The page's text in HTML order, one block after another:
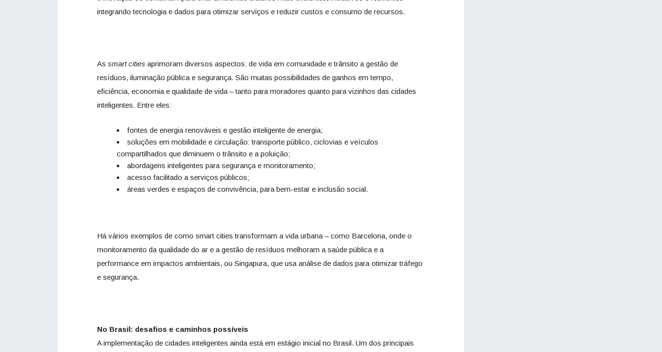
integrando tecnologia e dados para otimizar serviços e reduzir custos e consumo de recursos.
As smart cities aprimoram diversos aspectos: de vida em comunidade e trânsito a gestão de
resíduos, iluminação pública e segurança. São muitas possibilidades de ganhos em tempo,
eficiência, economia e qualidade de vida – tanto para moradores quanto para vizinhos das cidades
inteligentes. Entre eles:
fontes de energia renováveis e gestão inteligente de energia;
soluções em mobilidade e circulação: transporte público, ciclovias e veículos
compartilhados que diminuem o trânsito e a poluição;
abordagens inteligentes para segurança e monitoramento;
acesso facilitado a serviços públicos;
áreas verdes e espaços de convivência, para bem-estar e inclusão social.
Há vários exemplos de como smart cities transformam a vida urbana – como Barcelona, onde o
monitoramento da qualidade do ar e a gestão de resíduos melhoram a saúde pública e a
performance em impactos ambientais, ou Singapura, que usa análise de dados para otimizar tráfego
e segurança.
No Brasil: desafios e caminhos possíveis
A implementação de cidades inteligentes ainda está em estágio inicial no Brasil. Um dos principais